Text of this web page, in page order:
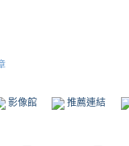
影像館 推薦連結